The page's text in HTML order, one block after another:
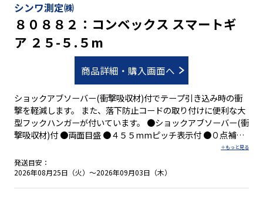
シンワ測定㈱
８０８８２：コンベックス スマートギ
ア ２５-５.５m
商品詳細・購入画面へ
ショックアブソーバー(衝撃吸収材)付でテープ引き込み時の衝
撃を軽減します。 また、落下防止コードの取り付けに便利な大
型フックハンガーが付いています。 ●ショックアブソーバー(衝
撃吸収材)付 ●両面目盛 ●４５５mmピッチ表示付 ●０点補正
発送目安：
2026年08月25日（火）～2026年09月03日（木）